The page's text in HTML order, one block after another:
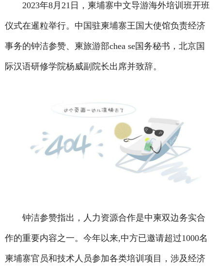
2023年8月21日，柬埔寨中文导游海外培训班开班
仪式在暹粒举行。中国驻柬埔寨王国大使馆负责经济
事务的钟洁参赞、柬旅游部chea se国务秘书，北京国
际汉语研修学院杨威副院长出席并致辞。
钟洁参赞指出，人力资源合作是中柬双边务实合
作的重要内容之一。今年以来,中方已邀请超过1000名
柬埔寨官员和技术人员参加各类培训项目，涉及经济